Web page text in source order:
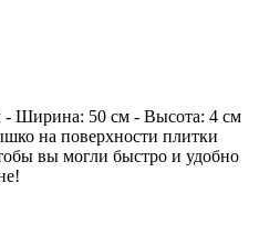
- Ширина: 50 см - Высота: 4 см
на поверхности плитки
вы могли быстро и удобно